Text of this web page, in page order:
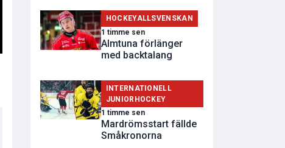
HOCKEYALLSVENSKAN
1 timme sen
Almtuna förlänger
med backtalang
INTERNATIONELL
JUNIORHOCKEY
1 timme sen
Mardrömsstart fällde
Småkronorna